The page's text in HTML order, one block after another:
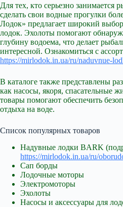
Для тех, кто серьезно занимается
сделать свои водные прогулки
Лодок» предлагает широкий выбор
лодок. Эхолоты помогают
глубину водоема, что делает
интересной. Ознакомиться с
https://mirlodok.in.ua/ru/naduvnue-
В каталоге также представлены
как насосы, якоря, спасательные
товары помогают обеспечить
отдыха на воде.
Список популярных товаров
Надувные лодки BARK
https://mirlodok.in.ua/ru/
Сап борды
Лодочные моторы
Электромоторы
Эхолоты
Насосы и аксессуары для